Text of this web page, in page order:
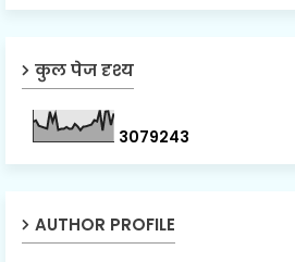
कुल पेज दृश्य
3079243
AUTHOR PROFILE